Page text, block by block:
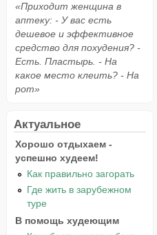
«Приходит женщина в
аптеку: - У вас есть
дешевое и эффективное
средство для похудения? -
Есть. Пластырь. - На
какое место клеить? - На
рот»
Актуальное
Хорошо отдыхаем -
успешно худеем!
Как правильно загорать
Где жить в зарубежном
туре
В помощь худеющим